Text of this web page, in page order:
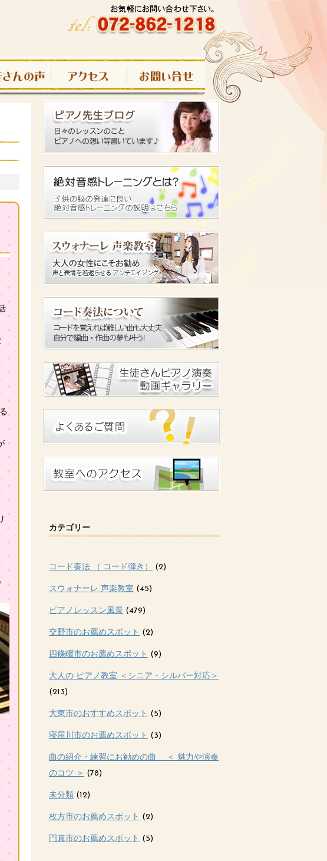
カテゴリー
コード奏法 （ コード弾き） (2)
スウォナーレ 声楽教室 (45)
ピアノレッスン風景 (479)
交野市のお薦めスポット (2)
四條畷市のお薦めスポット (9)
大人の ピアノ教室 ＜シニア・シルバー対応＞
(213)
大東市のおすすめスポット (5)
寝屋川市のお薦めスポット (3)
曲の紹介・練習にお勧めの曲 ＜ 魅力や演奏
のコツ ＞ (78)
未分類 (12)
枚方市のお薦めスポット (2)
門真市のお薦めスポット (5)